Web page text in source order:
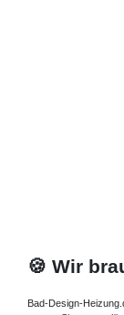
🍪 Wir
Bad-Design-